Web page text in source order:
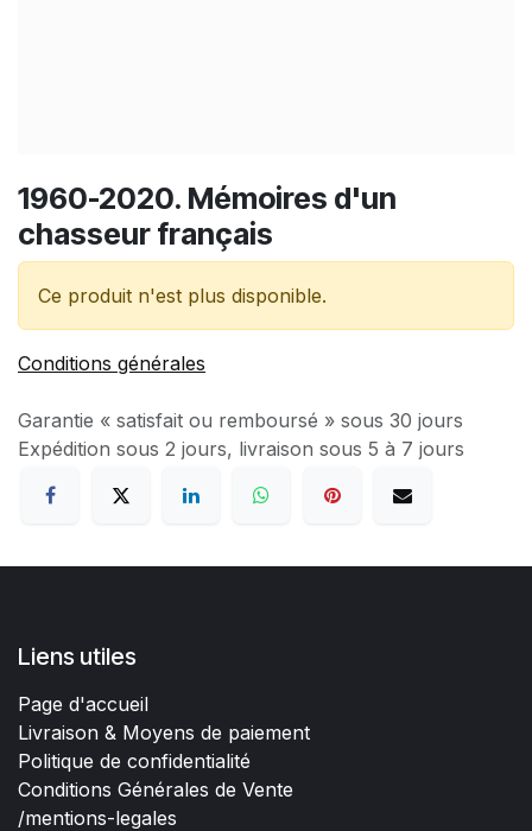
1960-2020. Mémoires d'un
chasseur français
Ce produit n'est plus disponible.
Conditions générales
Garantie « satisfait ou remboursé » sous 30 jours
Expédition sous 2 jours, livraison sous 5 à 7 jours
Liens utiles
Page d'accueil
Livraison & Moyens de paiement
Politique de confidentialité
Conditions Générales de Vente
/mentions-legales